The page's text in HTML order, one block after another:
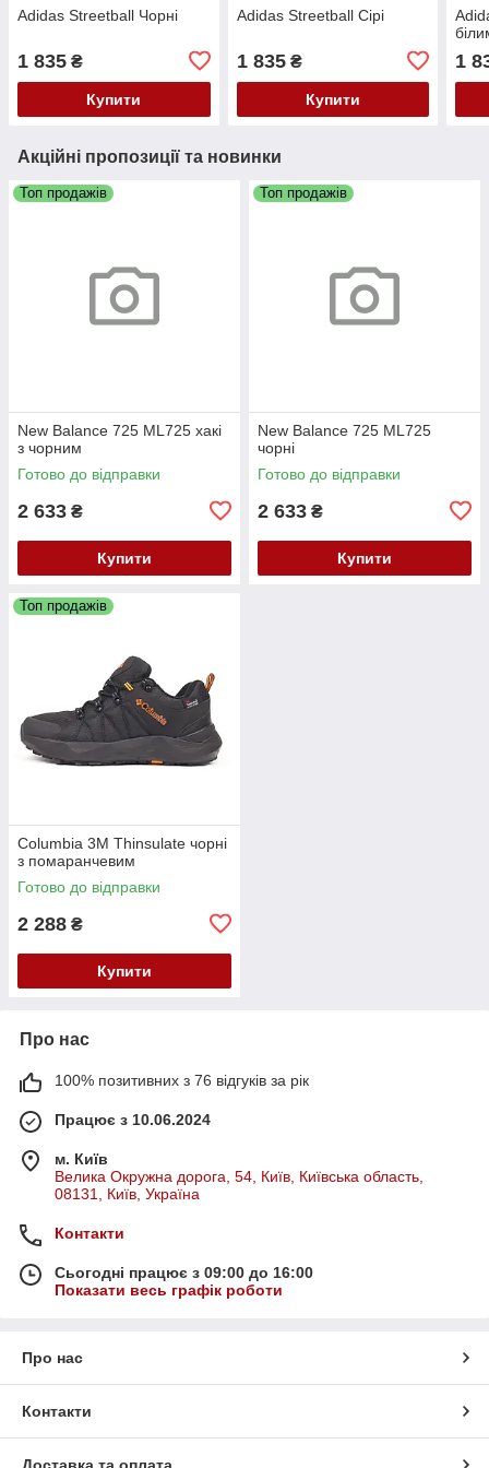
Adidas Streetball Чорні
1 835 ₴
Купити
Adidas Streetball Сірі
1 835₴
Купити
1
Акційні пропозиції та новинки
Топ продажів
New Balance 725 ML725 хакі
з чорним
Готово до відправки
2 633 ₴
Купити
Топ продажів
New Balance 725 ML725
чорні
Готово до відправки
2 633 ₴
Купити
Топ продажів
Columbia 3M Thinsulate чорні
з помаранчевим
Готово до відправки
2 288 ₴
Купити
Про нас
100% позитивних з 76 відгуків за рік
Працює з 10.06.2024
м. Київ
Велика Окружна дорога, 54, Київ, Київська область,
08131, Київ, Україна
Контакти
Сьогодні працює з 09:00 до 16:00
Показати весь графік роботи
Про нас
Контакти